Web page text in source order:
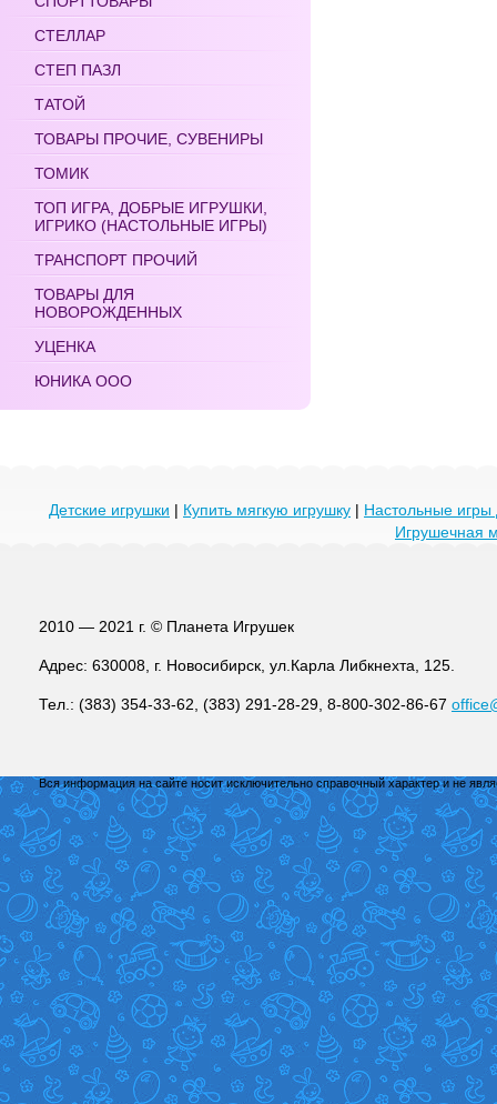
СТЕЛЛАР
СТЕП ПАЗЛ
ТАТОЙ
ТОВАРЫ ПРОЧИЕ, СУВЕНИРЫ
ТОМИК
ТОП ИГРА, ДОБРЫЕ ИГРУШКИ,
ИГРИКО (НАСТОЛЬНЫЕ ИГРЫ)
ТРАНСПОРТ ПРОЧИЙ
ТОВАРЫ ДЛЯ
НОВОРОЖДЕННЫХ
УЦЕНКА
ЮНИКА ООО
Детские игрушки | Купить мягкую игрушку | Настольные игры
Игрушечная
2010 — 2021 г. © Планета Игрушек
Адрес: 630008, г. Новосибирск, ул.Карла Либкнехта, 125.
Тел.: (383) 354-33-62, (383) 291-28-29, 8-800-302-86-67
Вся информация на сайте носит исключительно справочный характер и не